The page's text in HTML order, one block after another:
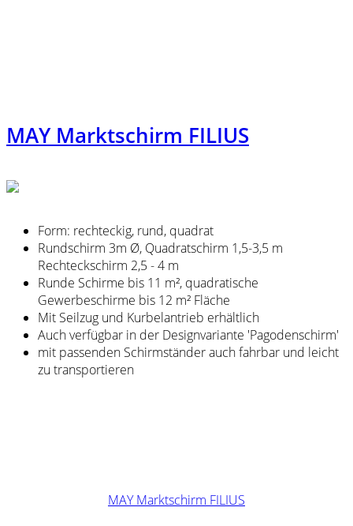
MAY Marktschirm FILIUS
Form: rechteckig, rund, quadrat
Rundschirm 3m Ø, Quadratschirm 1,5-3,5 m
Rechteckschirm 2,5 - 4 m
Runde Schirme bis 11 m², quadratische
Gewerbeschirme bis 12 m² Fläche
Mit Seilzug und Kurbelantrieb erhältlich
Auch verfügbar in der Designvariante 'Pagodenschirm'
mit passenden Schirmständer auch fahrbar und leicht
zu transportieren
MAY Marktschirm FILIUS